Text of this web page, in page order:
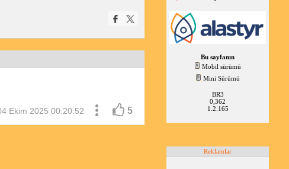
Ekim 2025 00:20:52 5
Bu sayfanın
Mobil sürümü
Mini Sürümü
BR3
0,362
1.2.165
Reklamlar